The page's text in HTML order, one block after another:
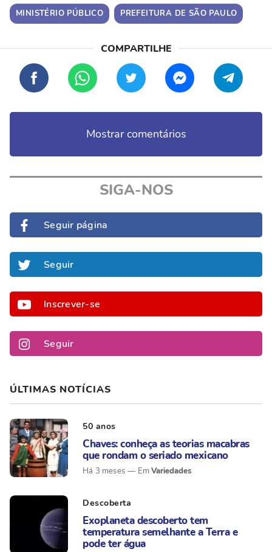
MINISTÉRIO PÚBLICO PREFEITURA DE SÃO PAULO
Mostrar comentários
SIGA-NOS
Seguir página
Seguir
Inscrever-se
Seguir
ÚLTIMAS NOTÍCIAS
50 anos
Chaves: conheça as teorias macabras
que rondam o seriado mexicano
Há 3 meses Variedades
Descoberta
Exoplaneta descoberto tem
temperatura semelhante a Terra e
pode ter água